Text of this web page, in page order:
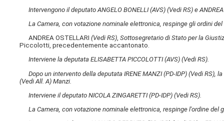
Intervengono il deputato ANGELO BONELLI (AVS)(Vedi RS) e
La Camera, con votazione nominale elettronica, respinge gli ordini
ANDREA OSTELLARI(Vedi RS), Sottosegretario di Stato per la
Piccolotti, precedentemente accantonato.
Interviene la deputata ELISABETTA PICCOLOTTI (AVS)(Vedi RS).
Dopo un intervento della deputata IRENE MANZI (PD-IDP)(Vedi RS) ,
(Vedi All. A) Manzi.
Interviene il deputato NICOLA ZINGARETTI (PD-IDP)(Vedi RS)
La Camera, con votazione nominale elettronica, respinge l'ordine del